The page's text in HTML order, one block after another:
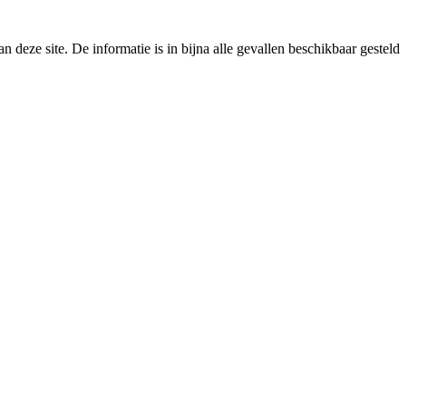
deze site. De informatie is in bijna alle gevallen beschikbaar gesteld